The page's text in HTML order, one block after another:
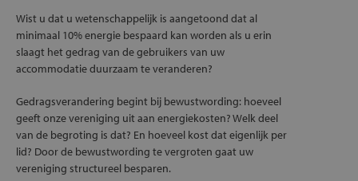
Wist u dat u wetenschappelijk is aangetoond dat al
minimaal 10% energie bespaard kan worden als u erin
slaagt het gedrag van de gebruikers van uw
accommodatie duurzaam te veranderen?
Gedragsverandering begint bij bewustwording: hoeveel
geeft onze vereniging uit aan energiekosten? Welk deel
van de begroting is dat? En hoeveel kost dat eigenlijk per
lid? Door de bewustwording te vergroten gaat uw
vereniging structureel besparen.